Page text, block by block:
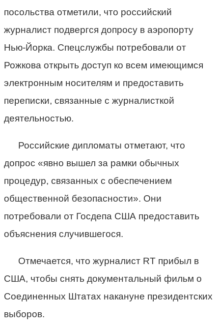
посольства отметили, что российский
журналист подвергся допросу в аэропорту
Нью-Йорка. Спецслужбы потребовали от
Рожкова открыть доступ ко всем имеющимся
электронным носителям и предоставить
переписки, связанные с журналисткой
деятельностью.
Российские дипломаты отметают, что
допрос «явно вышел за рамки обычных
процедур, связанных с обеспечением
общественной безопасности». Они
потребовали от Госдепа США предоставить
объяснения случившегося.
Отмечается, что журналист RT прибыл в
США, чтобы снять документальный фильм о
Соединенных Штатах накануне президентских
выборов.